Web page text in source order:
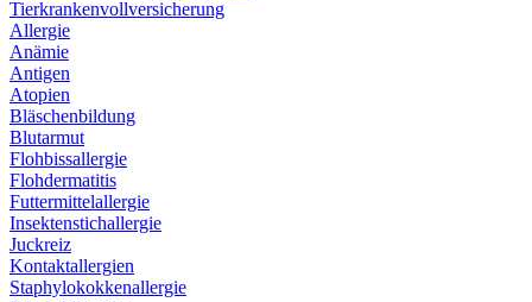
Tierkrankenvollversicherung
Allergie
Anämie
Antigen
Atopien
Bläschenbildung
Blutarmut
Flohbissallergie
Flohdermatitis
Futtermittelallergie
Insektenstichallergie
Juckreiz
Kontaktallergien
Staphylokokkenallergie